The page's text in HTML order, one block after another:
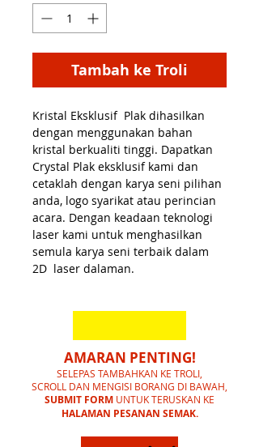
Tambah ke Troli
Kristal Eksklusif Plak dihasilkan
dengan menggunakan bahan
kristal berkualiti tinggi. Dapatkan
Crystal Plak eksklusif kami dan
cetaklah dengan karya seni pilihan
anda, logo syarikat atau perincian
acara. Dengan keadaan teknologi
laser kami untuk menghasilkan
semula karya seni terbaik dalam
2D laser dalaman.
AMARAN PENTING!
SELEPAS TAMBAHKAN KE TROLI,
SCROLL DAN MENGISI BORANG DI BAWAH,
SUBMIT FORM UNTUK TERUSKAN KE
HALAMAN PESANAN SEMAK.